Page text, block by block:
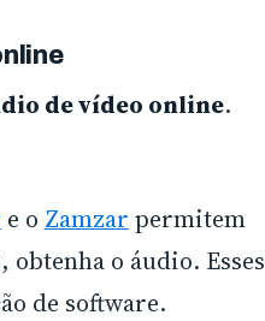
de vídeo online.
e o Zamzar permitem
obtenha o áudio. Esses
de software.